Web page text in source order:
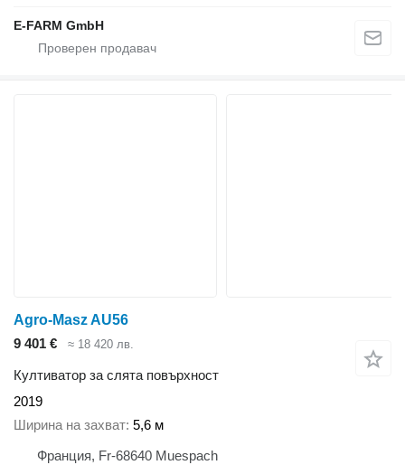
E-FARM GmbH
Agro-Masz AU56
9 401 €
≈ 18 420 лв.
Култиватор за слята повърхност
2019
Ширина на захват 5,6 м
Франция, Fr-68640 Muespach